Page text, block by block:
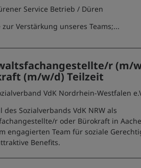
Service Betrieb / Düren
Verstärkung unseres Teams;...
r (m/
(m/w/d) Teilzeit
VdK Nordrhein-Westfalen
des Sozialverbands VdK NRW als
r oder Bürokraft in
engagierten Team für soziale
Benefits.